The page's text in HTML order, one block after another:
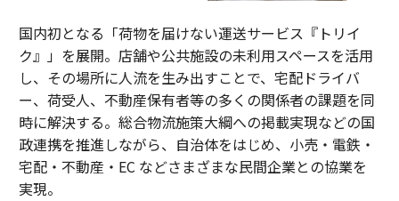
国内初となる「荷物を届けない運送サービス『トリイ
ク』」を展開。店舗や公共施設の未利用スペースを活用
し、その場所に人流を生み出すことで、宅配ドライバ
ー、荷受人、不動産保有者等の多くの関係者の課題を同
時に解決する。総合物流施策大綱への掲載実現などの国
政連携を推進しながら、自治体をはじめ、小売・電鉄・
宅配・不動産・EC などさまざまな民間企業との協業を
実現。